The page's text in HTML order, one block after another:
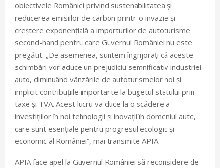
obiectivele României privind sustenabilitatea și
reducerea emisiilor de carbon printr-o invazie și
creștere exponențială a importurilor de autoturisme
second-hand pentru care Guvernul României nu este
pregătit. „De asemenea, suntem îngrijorați că aceste
schimbări vor aduce un prejudiciu semnificativ industriei
auto, diminuând vânzările de autoturismelor noi și
implicit contribuțiile importante la bugetul statului prin
taxe și TVA. Acest lucru va duce la o scădere a
investițiilor în noi tehnologii și inovații în domeniul auto,
care sunt esențiale pentru progresul ecologic și
economic al României”, mai transmite APIA.
APIA face apel la Guvernul României să reconsidere de